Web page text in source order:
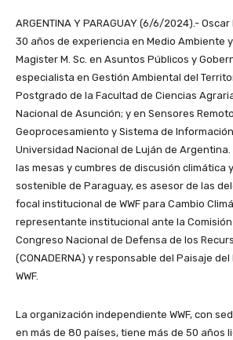
ARGENTINA Y PARAGUAY (6/6/2024).-
30 años de experiencia en Medio Ambiente
Magister M. Sc. en Asuntos Públicos y
especialista en Gestión Ambiental del
Postgrado de la Facultad de Ciencias
Nacional de Asunción; y en Sensores
Geoprocesamiento y Sistema de
Universidad Nacional de Luján de
las mesas y cumbres de discusión climática
sostenible de Paraguay, es asesor de las
focal institucional de WWF para Cambio
representante institucional ante la Comisión
Congreso Nacional de Defensa de los
(CONADERNA) y responsable del Paisaje
WWF.
La organización independiente WWF, con
en más de 80 países, tiene más de 50 años